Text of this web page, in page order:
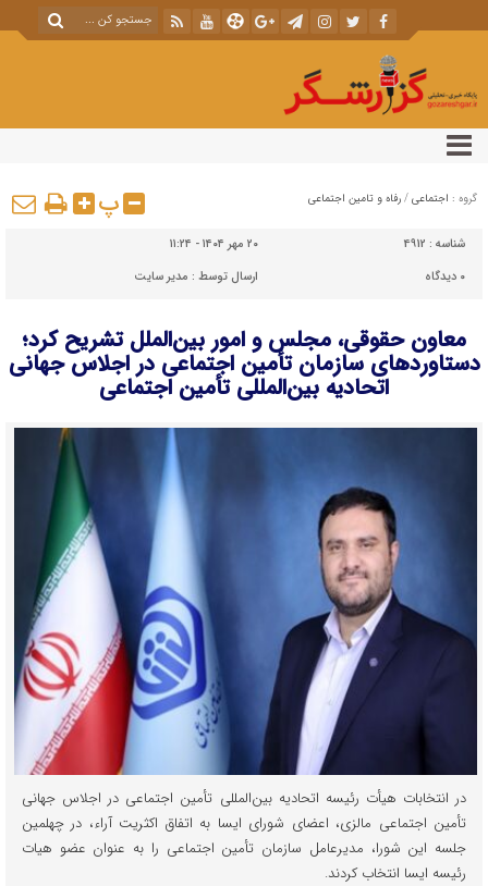
گروه : اجتماعی / رفاه و تامین اجتماعی پ
شناسه : 4912
۲۰ مهر ۱۴۰۴ - ۱۱:۲۴
۰ دیدگاه ارسال توسط : مدیر سایت
معاون حقوقی، مجلس و امور بین‌الملل تشریح کرد؛
دستاوردهای سازمان تأمین اجتماعی در اجلاس جهانی
اتحادیه بین‌المللی تأمین اجتماعی
در انتخابات هیأت رئیسه اتحادیه بین‌المللی تأمین اجتماعی در اجلاس جهانی
تأمین اجتماعی مالزی، اعضای شورای ایسا به اتفاق اکثریت آراء، در چهلمین
جلسه این شورا، مدیرعامل سازمان تأمین اجتماعی را به عنوان عضو هیات
رئیسه ایسا انتخاب کردند.